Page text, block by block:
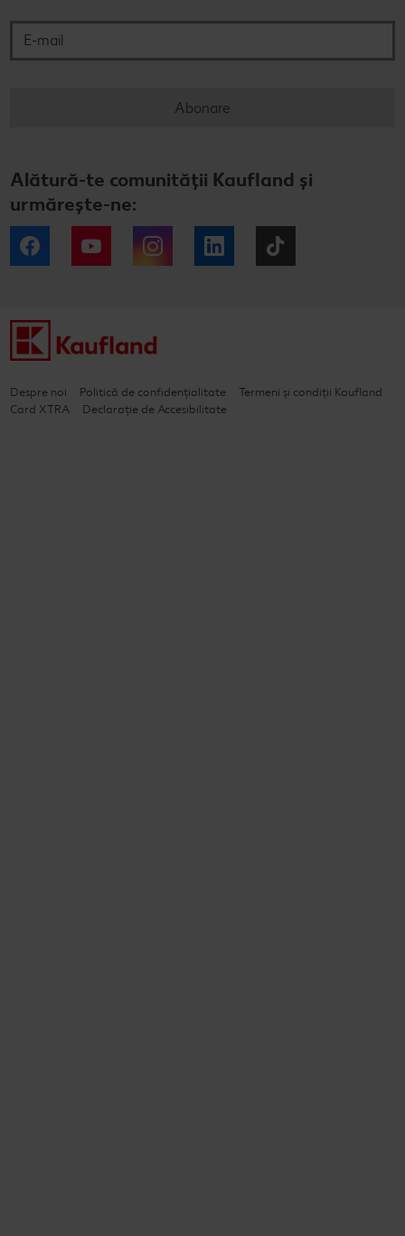
Abonare
Alătură-te comunității Kaufland și
urmărește-ne:
Facebook YouTube Instagram LinkedIn
Despre noi Politică de confidențialitate
Termeni și condiții Kaufland
Card XTRA
Declarație de Accesibilitate